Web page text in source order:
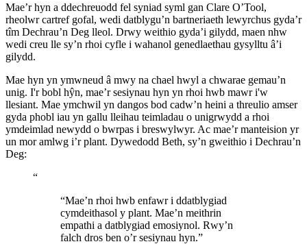
Mae’r hyn a ddechreuodd fel syniad syml gan Clare O’Tool,
rheolwr cartref gofal, wedi datblygu’n bartneriaeth lewyrchus gyda’r
tîm Dechrau’n Deg lleol. Drwy weithio gyda’i gilydd, maen nhw
wedi creu lle sy’n rhoi cyfle i wahanol genedlaethau gysylltu â’i
gilydd.
Mae hyn yn ymwneud â mwy na chael hwyl a chwarae gemau’n
unig. I'r bobl hŷn, mae’r sesiynau hyn yn rhoi hwb mawr i'w
llesiant. Mae ymchwil yn dangos bod cadw’n heini a threulio amser
gyda phobl iau yn gallu lleihau teimladau o unigrwydd a rhoi
ymdeimlad newydd o bwrpas i breswylwyr. Ac mae’r manteision yr
un mor amlwg i’r plant. Dywedodd Beth, sy’n gweithio i Dechrau’n
Deg:
“
“Mae’n rhoi hwb enfawr i ddatblygiad
cymdeithasol y plant. Mae’n meithrin
empathi a datblygiad emosiynol. Rwy’n
falch dros ben o’r sesiynau hyn.”